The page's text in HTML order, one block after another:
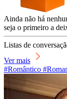
Ainda não há
seja o primeiro a
Listas de
Ver mais
#Romântico